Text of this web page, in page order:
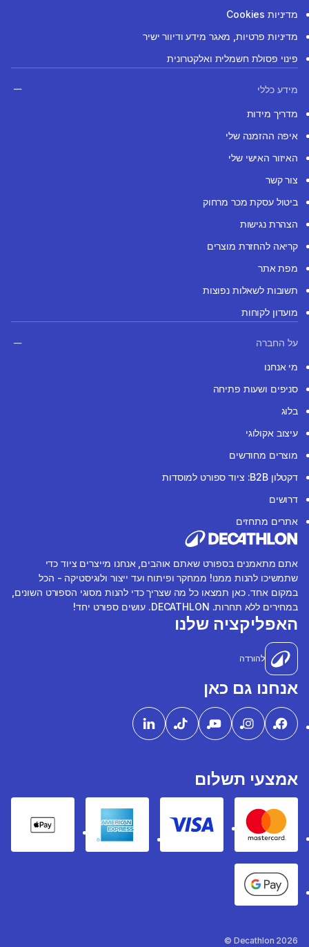
מדיניות Cookies
מדיניות פרטיות, מאגר מידע ודיוור ישיר
פינוי פסולת חשמלית ואלקטרונית
מידע כללי
מדריך מידות
איפה ההזמנה שלי
האיזור האישי שלי
צור קשר
ביטול עסקת מכר מרחוק
הצהרת נגישות
קריאה להחזרת מוצרים
מפת אתר
תשובות לשאלות נפוצות
מועדון לקוחות
על החברה
מי אנחנו
סניפים ושעות פתיחה
בלוג
עיצוב אקולוגי
מוצרים מחודשים
דקטלון B2B: ציוד ספורט למוסדות
דרושים
אתרים מתחזים
אתם מתאמנים בספורט שאתם אוהבים, אנחנו מייצרים ציוד כדי
שתמשיכו להנות ממנו! ממחקר ופיתוח ועד ייצור ולוגיסטיקה - הכל
במקום אחד. כאן תמצאו כל מה שצריך כדי להנות מסוגי הספורט השונים,
במחירים ללא תחרות. DECATHLON. עושים ספורט יחד!
האפליקציה שלנו
להורדה
אנחנו גם כאן
אמצעי תשלום
Mastercard
Visa
American express
Pay
Google Pay
Decathlon 2026 ©